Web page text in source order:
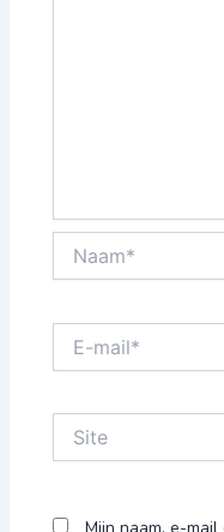
mail*